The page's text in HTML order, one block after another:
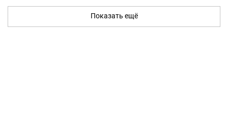
Показать ещё